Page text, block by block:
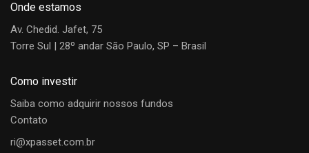
Desde o início
Analista
Thiago Sallum
Onde estamos
Av. Chedid. Jafet, 75
Torre Sul | 28º andar São Paulo, SP – Brasil
Como investir
Saiba como adquirir nossos fundos
Contato
ri@xpasset.com.br